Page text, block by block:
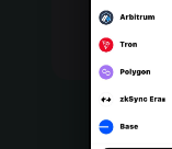
Bahasa Indonesia
Português (Brasil)